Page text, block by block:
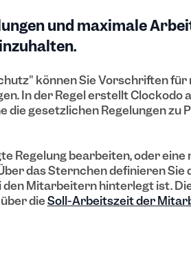
und maximale
können Sie Vorschriften für
In der Regel erstellt Clockodo
die gesetzlichen Regelungen zu
Regelung bearbeiten, oder eine
das Sternchen definieren Sie
Mitarbeitern hinterlegt ist.
dieSoll-Arbeitszeit der